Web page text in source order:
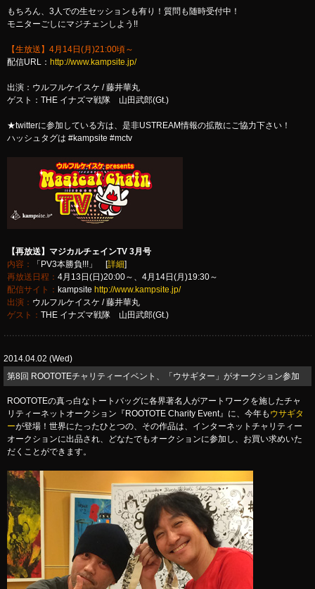
もちろん、3人での生セッションも有り！質問も随時受付中！
モニターごしにマジチェンしよう!!
【生放送】4月14日(月)21:00頃～
配信URL： http://www.kampsite.jp/
出演：ウルフルケイスケ / 藤井華丸
ゲスト：THE イナズマ戦隊 山田武郎(Gt.)
★twitterに参加している方は、是非USTREAM情報の拡散にご協力下さい！
ハッシュタグは #kampsite #mctv
【再放送】マジカルチェインTV 3月号
内容：
「PV3本勝負!!!」 [詳細]
再放送日程： 4月13日(日)20:00～、4月14日(月)19:30～
配信サイト： kampsite http://www.kampsite.jp/
出演： ウルフルケイスケ / 藤井華丸
ゲスト： THE イナズマ戦隊 山田武郎(Gt.)
2014.04.02 (Wed)
第8回 ROOTOTEチャリティーイベント、「ウサギター」がオークション参加
ROOTOTEの真っ白なトートバッグに各界著名人がアートワークを施したチャ
リティーネットオークション『ROOTOTE Charity Event』に、今年も ウサギタ
ーが登場！世界にたったひとつの、その作品は、インターネットチャリティー
オークションに出品され、どなたでもオークションに参加し、お買い求めいた
だくことができます。